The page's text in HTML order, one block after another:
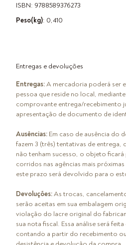
ISBN: 9788589376273
Peso(kg): 0,410
Entregas e devoluções
Entregas:A mercadoria poderá ser
pessoa que reside no local,
comprovante entrega/recebimento
apresentação de documento de
Ausências: Em caso de ausência do
fazem 3 (três) tentativas de entrega,
não tenham sucesso, o objeto ficará
corridos nas agências mais
este prazo será devolvido para o
Devoluções:As trocas,
serão aceitas em sua embalagem
violação do lacre original do
sua nota fiscal. Essa análise será
contando a partir do recebimento